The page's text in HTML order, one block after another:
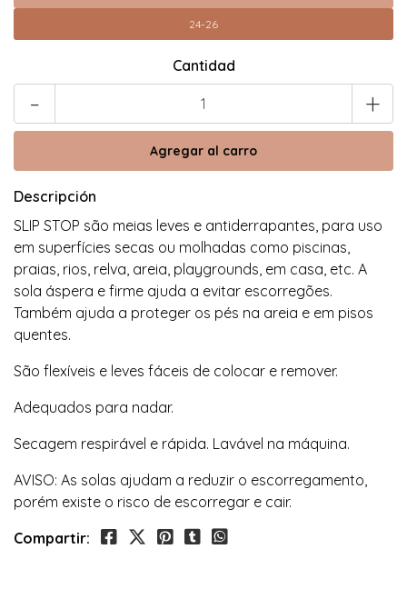
24-26
Cantidad
- +
Descripción
SLIP STOP são meias leves e antiderrapantes, para uso
em superfícies secas ou molhadas como piscinas,
praias, rios, relva, areia, playgrounds, em casa, etc. A
sola áspera e firme ajuda a evitar escorregões.
Também ajuda a proteger os pés na areia e em pisos
quentes.
São flexíveis e leves fáceis de colocar e remover.
Adequados para nadar.
Secagem respirável e rápida. Lavável na máquina.
AVISO: As solas ajudam a reduzir o escorregamento,
porém existe o risco de escorregar e cair.
Compartir: